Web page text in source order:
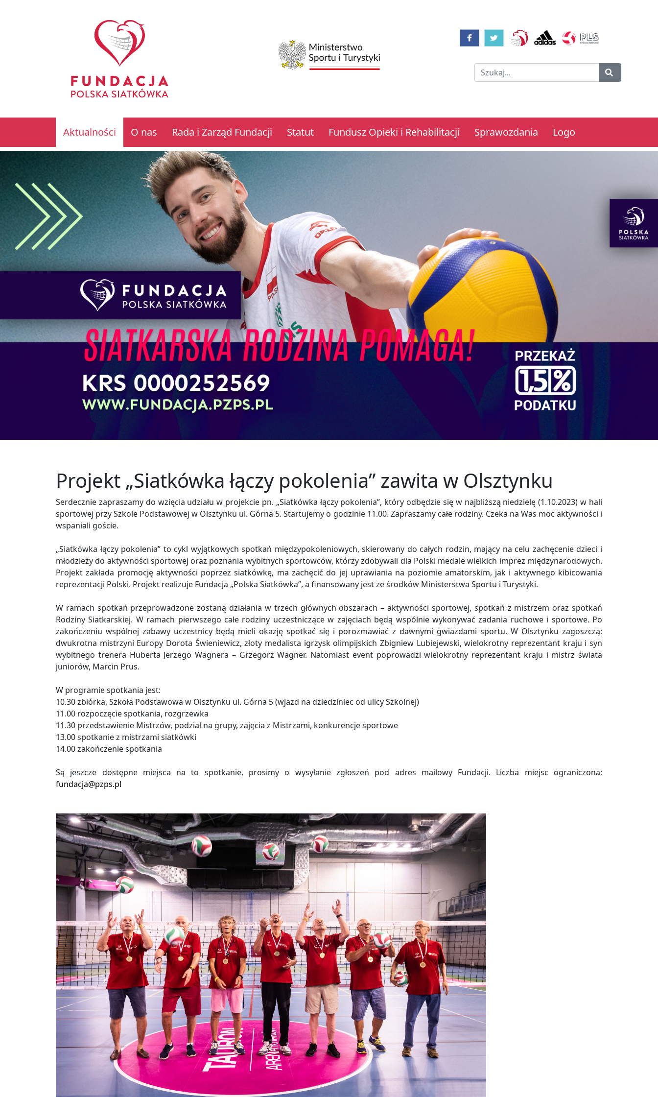
Aktualności O nas Rada i Zarząd Fundacji Statut Fundusz Opieki i Rehabilitacji Sprawozdania Logo
Projekt „Siatkówka łączy pokolenia” zawita w Olsztynku
Serdecznie zapraszamy do wzięcia udziału w projekcie pn. „Siatkówka łączy pokolenia”, który odbędzie się w najbliższą niedzielę (1.10.2023) w hali
sportowej przy Szkole Podstawowej w Olsztynku ul. Górna 5. Startujemy o godzinie 11.00. Zapraszamy całe rodziny. Czeka na Was moc aktywności i
wspaniali goście.
„Siatkówka łączy pokolenia” to cykl wyjątkowych spotkań międzypokoleniowych, skierowany do całych rodzin, mający na celu zachęcenie dzieci i
młodzieży do aktywności sportowej oraz poznania wybitnych sportowców, którzy zdobywali dla Polski medale wielkich imprez międzynarodowych.
Projekt zakłada promocję aktywności poprzez siatkówkę, ma zachęcić do jej uprawiania na poziomie amatorskim, jak i aktywnego kibicowania
reprezentacji Polski. Projekt realizuje Fundacja „Polska Siatkówka”, a finansowany jest ze środków Ministerstwa Sportu i Turystyki.
W ramach spotkań przeprowadzone zostaną działania w trzech głównych obszarach – aktywności sportowej, spotkań z mistrzem oraz spotkań
Rodziny Siatkarskiej. W ramach pierwszego całe rodziny uczestniczące w zajęciach będą wspólnie wykonywać zadania ruchowe i sportowe. Po
zakończeniu wspólnej zabawy uczestnicy będą mieli okazję spotkać się i porozmawiać z dawnymi gwiazdami sportu. W Olsztynku zagoszczą:
dwukrotna mistrzyni Europy Dorota Świeniewicz, złoty medalista igrzysk olimpijskich Zbigniew Lubiejewski, wielokrotny reprezentant kraju i syn
wybitnego trenera Huberta Jerzego Wagnera – Grzegorz Wagner. Natomiast event poprowadzi wielokrotny reprezentant kraju i mistrz świata
juniorów, Marcin Prus.
W programie spotkania jest:
10.30 zbiórka, Szkoła Podstawowa w Olsztynku ul. Górna 5 (wjazd na dziedziniec od ulicy Szkolnej)
11.00 rozpoczęcie spotkania, rozgrzewka
11.30 przedstawienie Mistrzów, podział na grupy, zajęcia z Mistrzami, konkurencje sportowe
13.00 spotkanie z mistrzami siatkówki
14.00 zakończenie spotkania
Są jeszcze dostępne miejsca na to spotkanie, prosimy o wysyłanie zgłoszeń pod adres mailowy Fundacji. Liczba miejsc ograniczona:
fundacja@pzps.pl